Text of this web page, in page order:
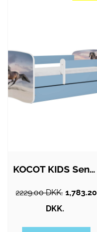
KOCOT KIDS Seng babydreams blå…
2229.00 DKK. 1,783.20
DKK.